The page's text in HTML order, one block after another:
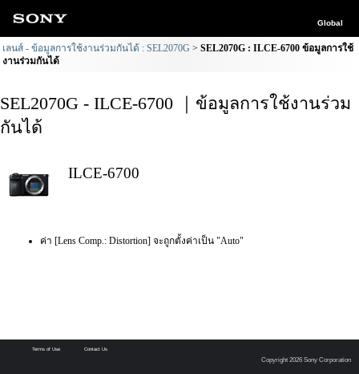
Global
เลนส์ - ข้อมูลการใช้งานร่วมกันได้ : SEL2070G
SEL2070G : ILCE-6700 ข้อมูลการใช้
งานร่วมกันได้
SEL2070G - ILCE-6700 ｜ข้อมูลการใช้งานร่วม
กันได้
ILCE-6700
ค่า [Lens Comp.: Distortion] จะถูกตั้งค่าเป็น "Auto"
Terms of Use Contact Us
Copyright 2026 Sony Corporation